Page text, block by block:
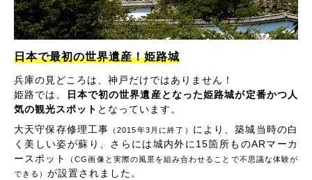
日本で最初の世界遺産！姫路城
兵庫の見どころは、神戸だけではありません！
姫路では、
日本で初の世界遺産となった姫路城が定番かつ人
気の観光スポット となっています。
大天守保存修理工事
（2015年3月に終了）
により、築城当時の白
く美しい姿が蘇り、さらには城内外に15箇所ものARマーカ
ースポット
（CG画像と実際の風景を組み合わせることで不思議な体験が
できる） が設置されました。